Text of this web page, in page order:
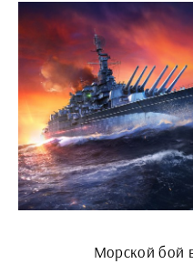
Морской бой